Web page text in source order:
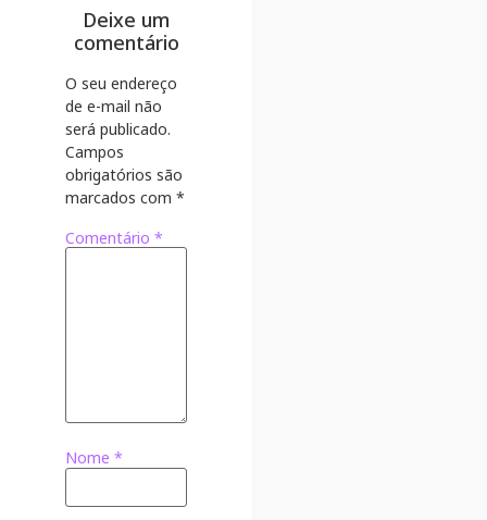
Deixe um
comentário
O seu endereço
de e-mail não
será publicado.
Campos
obrigatórios são
marcados com *
Comentário *
Nome *